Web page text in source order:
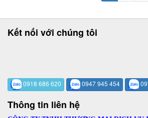
Kết nối với chúng tôi
0918 686 620 0947 945 454
Thông tin liên hệ